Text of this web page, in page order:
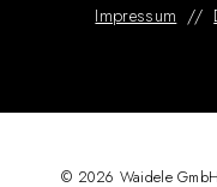
Impressum //
© 2026 Waidele